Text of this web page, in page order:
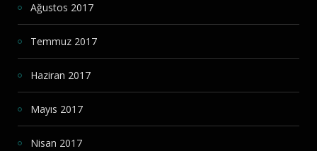
Ağustos 2017
Temmuz 2017
Haziran 2017
Mayıs 2017
Nisan 2017